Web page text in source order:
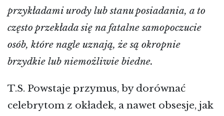
przykładami urody lub stanu posiadania, a to
często przekłada się na fatalne samopoczucie
osób, które nagle uznają, że są okropnie
brzydkie lub niemożliwie biedne.
T.S. Powstaje przymus, by dorównać
celebrytom z okładek, a nawet obsesje, jak